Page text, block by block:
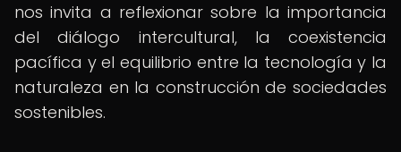
nos invita a reflexionar sobre la importancia
del diálogo intercultural, la coexistencia
pacífica y el equilibrio entre la tecnología y la
naturaleza en la construcción de sociedades
sostenibles.